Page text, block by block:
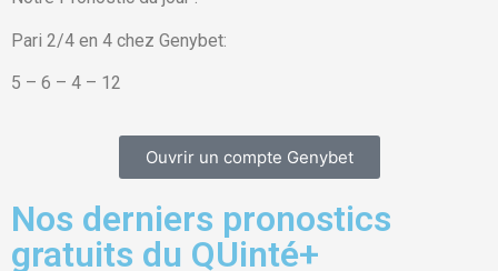
Pari 2/4 en 4 chez Genybet:
5 – 6 – 4 – 12
Ouvrir un compte Genybet
Nos derniers pronostics
gratuits du QUinté+